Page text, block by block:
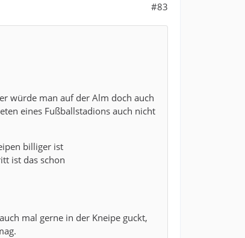
#83
würde man auf der Alm doch auch
eines Fußballstadions auch nicht
billiger ist
ist das schon
mal gerne in der Kneipe guckt,